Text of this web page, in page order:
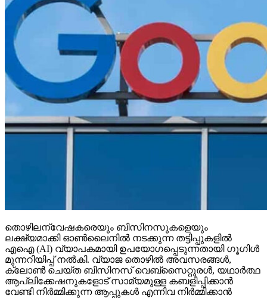
തൊഴിലന്വേഷകരെയും ബിസിനസുകളെയും
ലക്ഷ്യമാക്കി ഓണ്‍ലൈനില്‍ നടക്കുന്ന തട്ടിപ്പുകളില്‍
എഐ (AI) വ്യാപകമായി ഉപയോഗപ്പെടുന്നതായി ഗൂഗിള്‍
മുന്നറിയിപ്പ് നല്‍കി. വ്യാജ തൊഴില്‍ അവസരങ്ങള്‍,
ക്ലോണ്‍ ചെയ്ത ബിസിനസ് വെബ്‌സൈറ്റുരള്‍, യഥാര്‍ത്ഥ
ആപ്ലിക്കേഷനുകളോട് സാമ്യമുള്ള കബളിപ്പിക്കാന്‍
വേണ്ടി നിര്‍മ്മിക്കുന്ന ആപ്പുകള്‍ എന്നിവ നിര്‍മ്മിക്കാന്‍